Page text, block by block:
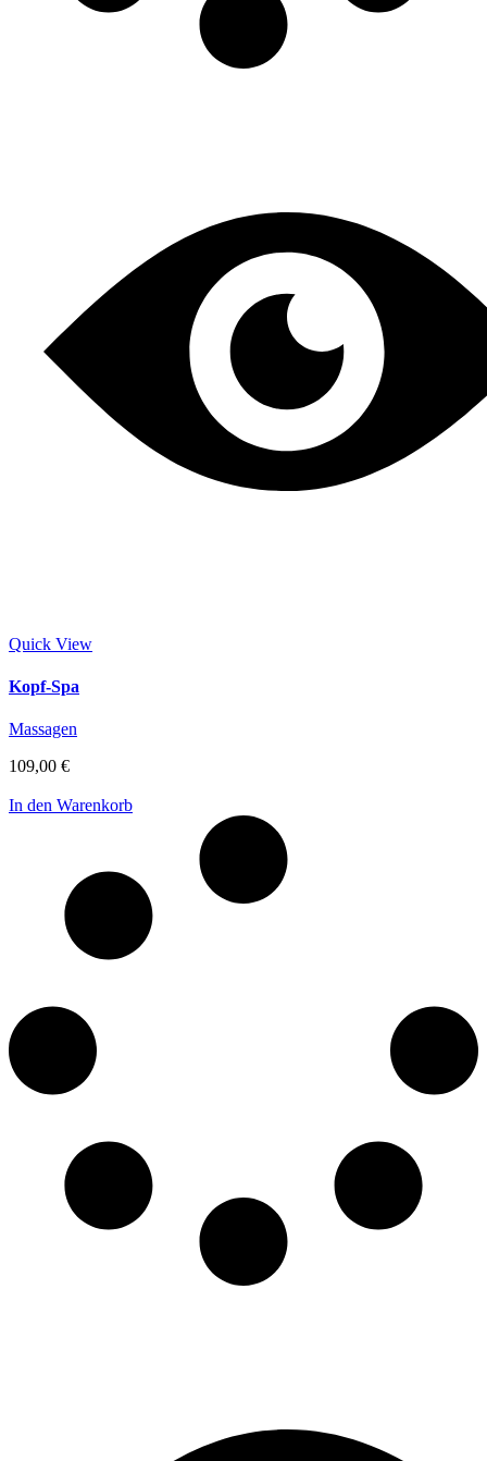
Quick View
Kopf-Spa
Massagen
109,00 €
In den Warenkorb